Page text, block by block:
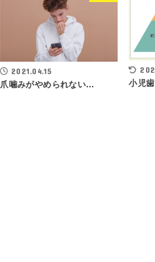
2021.04.15
爪噛みがやめられない… 小児